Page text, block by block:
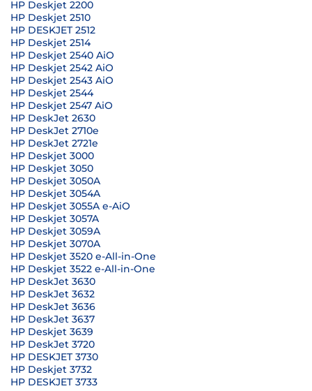
HP Deskjet 2200
HP Deskjet 2510
HP DESKJET 2512
HP Deskjet 2514
HP Deskjet 2540 AiO
HP Deskjet 2542 AiO
HP Deskjet 2543 AiO
HP Deskjet 2544
HP Deskjet 2547 AiO
HP DeskJet 2630
HP DeskJet 2710e
HP DeskJet 2721e
HP Deskjet 3000
HP Deskjet 3050
HP Deskjet 3050A
HP Deskjet 3054A
HP Deskjet 3055A e-AiO
HP Deskjet 3057A
HP Deskjet 3059A
HP Deskjet 3070A
HP Deskjet 3520 e-All-in-One
HP Deskjet 3522 e-All-in-One
HP DeskJet 3630
HP DeskJet 3632
HP DeskJet 3636
HP DeskJet 3637
HP Deskjet 3639
HP DeskJet 3720
HP DESKJET 3730
HP Deskjet 3732
HP DESKJET 3733